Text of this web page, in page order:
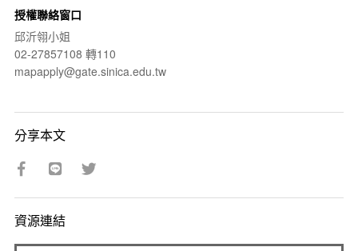
授權聯絡窗口
邱沂翎小姐
02-27857108 轉110
mapapply@gate.sinica.edu.tw
分享本文
資源連結